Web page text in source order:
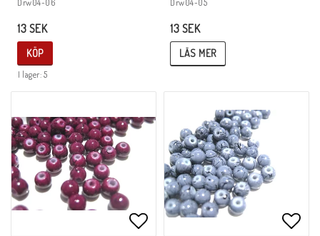
Drw04-06
13 SEK
I lager: 5
KÖP
Drw04-05
13 SEK
LÄS MER